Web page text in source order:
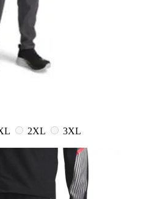
2XL
3XL